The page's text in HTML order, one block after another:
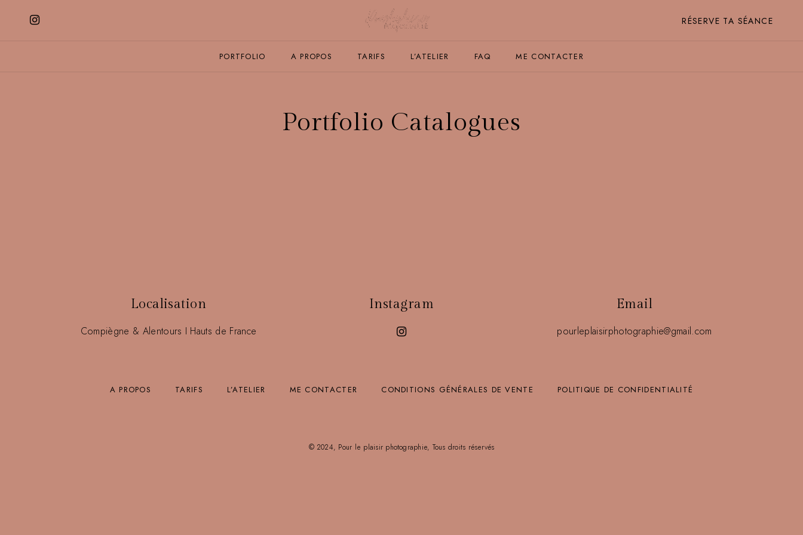
RÉSERVE TA SÉANCE
PORTFOLIO A PROPOS TARIFS L’ATELIER FAQ ME CONTACTER
Portfolio Catalogues
Localisation
Compiègne & Alentours I Hauts de France
Instagram Email
pourleplaisirphotographie@gmail.com
A PROPOS TARIFS L’ATELIER ME CONTACTER CONDITIONS GÉNÉRALES DE VENTE POLITIQUE DE CONFIDENTIALITÉ
© 2024, Pour le plaisir photographie, Tous droits réservés